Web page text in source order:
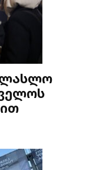
ლასლო